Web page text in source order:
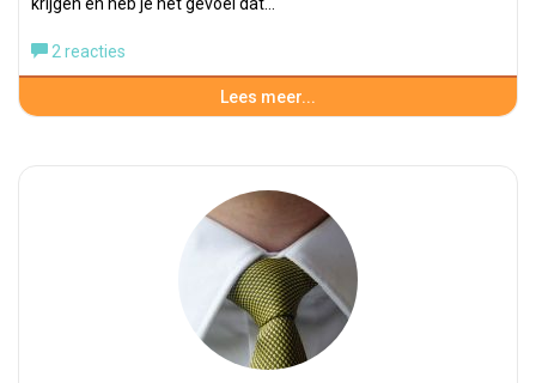
2 reacties
Lees meer...